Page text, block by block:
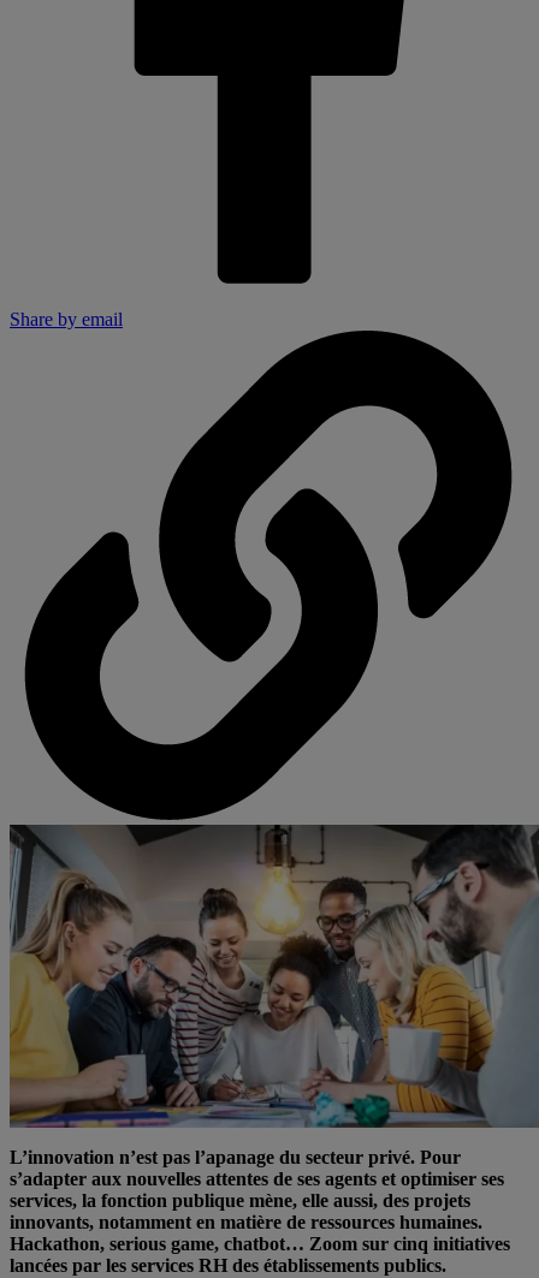
Share by email
L’innovation n’est pas l’apanage du secteur privé. Pour
s’adapter aux nouvelles attentes de ses agents et optimiser ses
services, la fonction publique mène, elle aussi, des projets
innovants, notamment en matière de ressources humaines.
Hackathon, serious game, chatbot… Zoom sur cinq initiatives
lancées par les services RH des établissements publics.